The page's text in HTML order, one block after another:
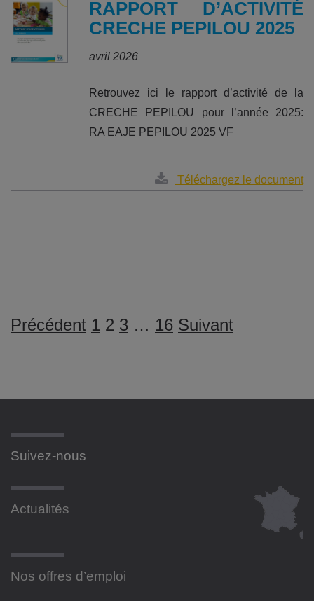
RAPPORT D’ACTIVITÉ
CRECHE PEPILOU 2025
avril 2026
Retrouvez ici le rapport d’activité de la
CRECHE PEPILOU pour l’année 2025:
RA EAJE PEPILOU 2025 VF
Téléchargez le document
DANS
Précédent 1 2 3 … 16 Suivant
Suivez-nous
Actualités
Nos offres d’emploi